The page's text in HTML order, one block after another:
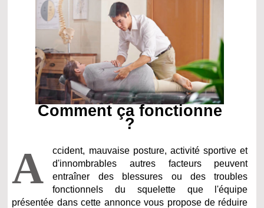
Comment ça fonctionne
?
A
ccident, mauvaise posture, activité sportive et
d'innombrables autres facteurs peuvent
entraîner des blessures ou des troubles
fonctionnels du squelette que l'équipe
présentée dans cette annonce vous propose de réduire